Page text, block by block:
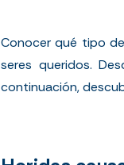
Conocer qué tipo
seres queridos.
continuación,